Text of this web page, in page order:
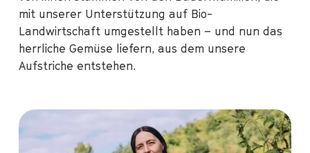
mit unserer Unterstützung auf Bio-
Landwirtschaft umgestellt haben – und nun das
herrliche Gemüse liefern, aus dem unsere
Aufstriche entstehen.